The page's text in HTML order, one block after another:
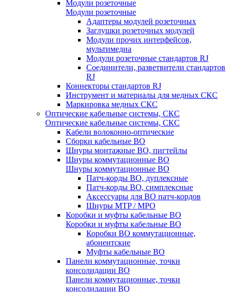
Модули розеточные
Модули розеточные
Адаптеры модулей розеточных
Заглушки розеточных модулей
Модули прочих интерфейсов,
мультимедиа
Модули розеточные стандартов RJ
Соединители, разветвители стандартов
RJ
Коннекторы стандартов RJ
Инструмент и материалы для медных СКС
Маркировка медных СКС
Оптические кабельные системы, СКС
Оптические кабельные системы, СКС
Кабели волоконно-оптические
Сборки кабельные ВО
Шнуры монтажные ВО, пигтейлы
Шнуры коммутационные ВО
Шнуры коммутационные ВО
Патч-корды ВО, дуплексные
Патч-корды ВО, симплексные
Аксессуары для ВО патч-кордов
Шнуры MTP / MPO
Коробки и муфты кабельные ВО
Коробки и муфты кабельные ВО
Коробки ВО коммутационные,
абонентские
Муфты кабельные ВО
Панели коммутационные, точки
консолидации ВО
Панели коммутационные, точки
консолидации ВО